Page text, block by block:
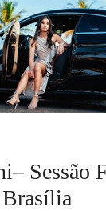
Sessão